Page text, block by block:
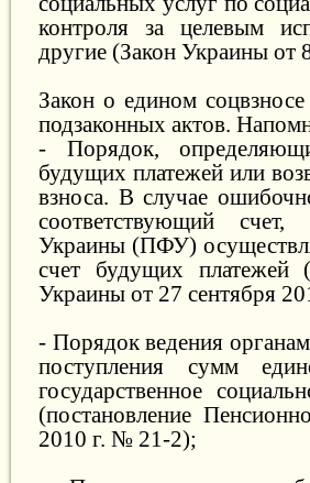
контроля за целевым
другие (Закон Украины
Закон о едином
подзаконных актов.
- Порядок,
будущих платежей или
взноса. В случае
соответствующий
Украины (ПФУ)
счет будущих платежей
Украины от 27 сентября
- Порядок ведения
поступления сумм
государственное
(постановление
2010 г. № 21-2);